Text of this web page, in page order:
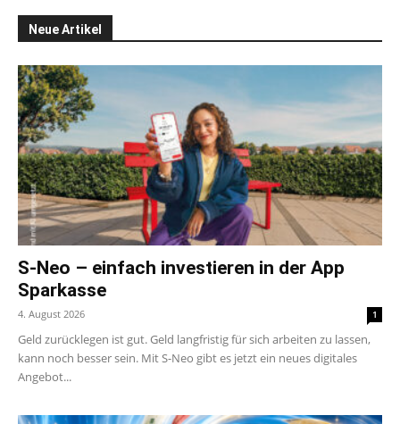
Neue Artikel
S-Neo – einfach investieren in der App
Sparkasse
4. August 2026 1
Geld zurücklegen ist gut. Geld langfristig für sich arbeiten zu lassen,
kann noch besser sein. Mit S-Neo gibt es jetzt ein neues digitales
Angebot...